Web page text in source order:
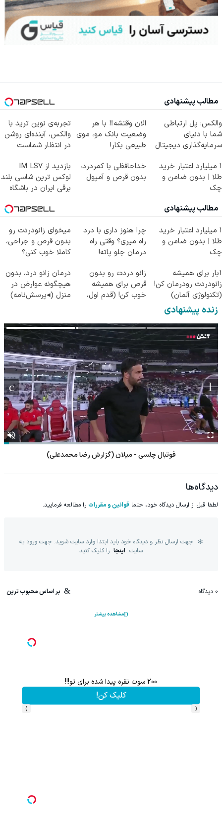
مطالب پیشنهادی
والکس: پل ارتباطی
شما با دنیای
سرمایه‌گذاری دیجیتال
الان وقتشه‼️ با هر
وضعیت بانک مو، موی
طبیعی بکار!
تجربه‌ی نوین ترید با
والکس، آینده‌ای روشن
در انتظار شماست
۱ میلیارد اعتبار خرید
طلا | بدون ضامن و
چک
خداحافظی با کمردرد،
بدون قرص و آمپول
بازدید از IM LS7
لوکس ترین شاسی بلند
برقی ایران در باشگاه
مطالب پیشنهادی
۱ میلیارد اعتبار خرید
طلا | بدون ضامن و
چک
چرا هنوز داری با درد
راه میری؟ وقتی راه
درمان جلو پاته!
میخوای زانودردت رو
بدون قرص و جراحی،
کاملا خوب کنی؟
1بار برای همیشه
زانودردت رودرمان کن!
(تکنولوژی آلمان)
◂پرسشنامه▸
زانو دردت رو بدون
قرص برای همیشه
خوب کن! (قدم اول،
درمان زانو درد، بدون
هیچگونه عوارض در
منزل (◂پرسش‌نامه)
زنده پیشنهادی
فوتبال چلسی - میلان (گزارش رضا محمدعلی)
دیدگاه‌ها
لطفا قبل از ارسال دیدگاه خود، حتما قوانین و مقررات را مطالعه فرمایید.
جهت ارسال نظر و دیدگاه خود باید ابتدا وارد سایت شوید. جهت ورود به
سایت اینجا را کلیک کنید
0 دیدگاه بر اساس محبوب ترین
مشاهده بیشتر
200 سوت نقره پیدا شده برای تو!!!
کلیک کن!
‹
›